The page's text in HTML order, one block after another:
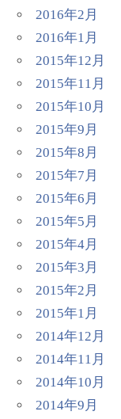
2016年2月
2016年1月
2015年12月
2015年11月
2015年10月
2015年9月
2015年8月
2015年7月
2015年6月
2015年5月
2015年4月
2015年3月
2015年2月
2015年1月
2014年12月
2014年11月
2014年10月
2014年9月